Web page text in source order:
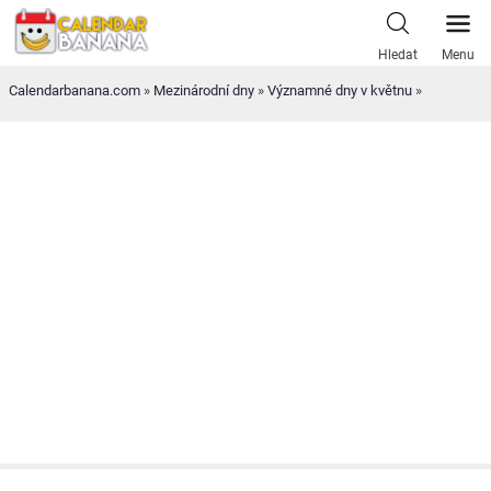
Skip
Hledat Menu
Calendarbanana.com » Mezinárodní dny » Významné dny v květnu »